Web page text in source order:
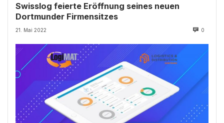
Swisslog feierte Eröffnung seines neuen
Dortmunder Firmensitzes
21. Mai 2022 0